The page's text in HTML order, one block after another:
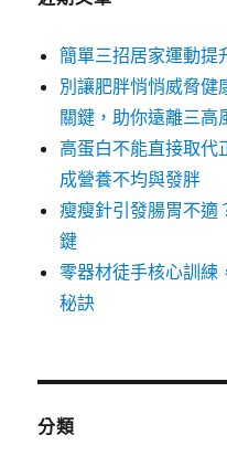
簡單三招居家運動提
別讓肥胖悄悄威脅健
關鍵，助你遠離三高
高蛋白不能直接取代
成營養不均與發胖
瘦瘦針引發腸胃不適
鍵
零器材徒手核心訓練
秘訣
分類